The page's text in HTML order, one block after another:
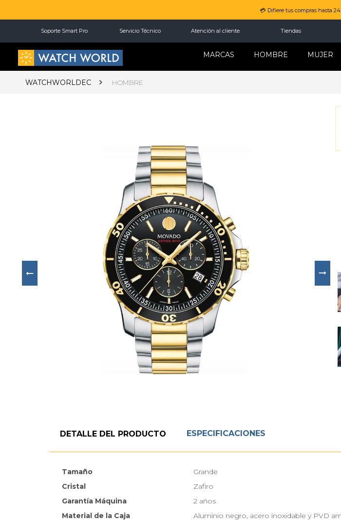
💳 Difiere tus compras hasta
Soporte Smart Pro Servicio Técnico Atención al cliente Tiendas
MARCAS HOMBRE MUJER
WATCHWORLDEC HOMBRE
DETALLE DEL PRODUCTO ESPECIFICACIONES
Tamaño
Grande
Cristal
Zafiro
Garantía Máquina
2 años
Material de la Caja
Aluminio negro, acero inoxidable y PVD